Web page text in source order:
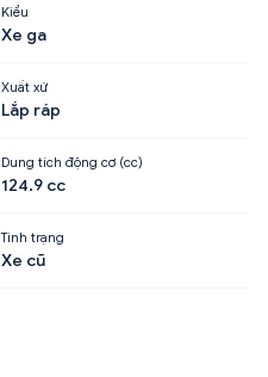
Kiểu
Xe ga
Xuất xứ
Lắp ráp
Dung tích động cơ (cc)
124.9 cc
Tình trạng
Xe cũ